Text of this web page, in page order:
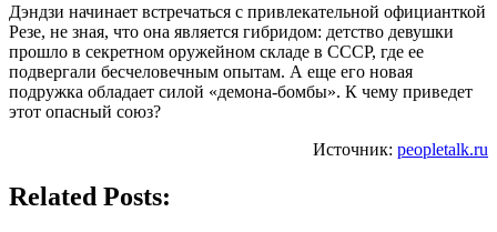
Дэндзи начинает встречаться с привлекательной официанткой
Резе, не зная, что она является гибридом: детство девушки
прошло в секретном оружейном складе в СССР, где ее
подвергали бесчеловечным опытам. А еще его новая
подружка обладает силой «демона-бомбы». К чему приведет
этот опасный союз?
Источник: peopletalk.ru
Related Posts: